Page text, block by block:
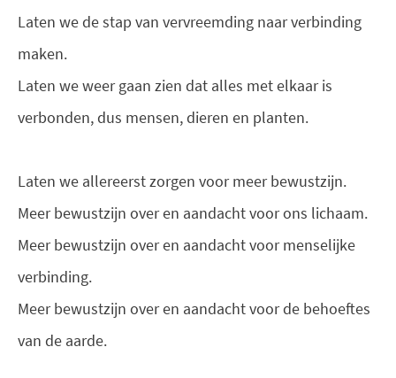
Laten we de stap van vervreemding naar verbinding
maken.
Laten we weer gaan zien dat alles met elkaar is
verbonden, dus mensen, dieren en planten.
Laten we allereerst zorgen voor meer bewustzijn.
Meer bewustzijn over en aandacht voor ons lichaam.
Meer bewustzijn over en aandacht voor menselijke
verbinding.
Meer bewustzijn over en aandacht voor de behoeftes
van de aarde.